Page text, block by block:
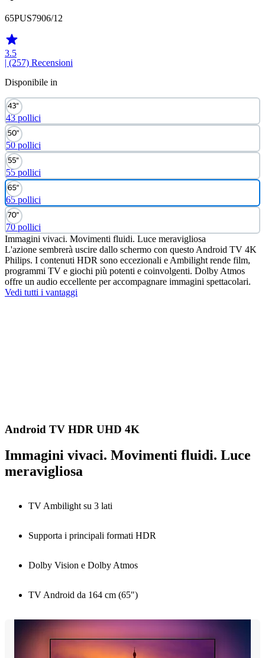
65PUS7906/12
3.5
| (257) Recensioni
Disponibile in
43 pollici
50 pollici
55 pollici
65 pollici
70 pollici
Immagini vivaci. Movimenti fluidi. Luce meravigliosa
L'azione sembrerà uscire dallo schermo con questo Android TV 4K
Philips. I contenuti HDR sono eccezionali e Ambilight rende film,
programmi TV e giochi più potenti e coinvolgenti. Dolby Atmos
offre un audio eccellente per accompagnare immagini spettacolari.
Vedi tutti i vantaggi
Android TV HDR UHD 4K
Immagini vivaci. Movimenti fluidi. Luce
meravigliosa
TV Ambilight su 3 lati
Supporta i principali formati HDR
Dolby Vision e Dolby Atmos
TV Android da 164 cm (65")